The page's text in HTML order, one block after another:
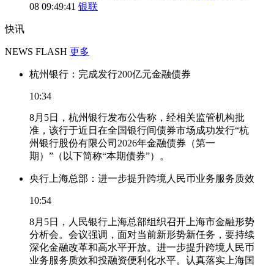
08 09:49:41 银联
快讯
NEWS FLASH 更多
杭州银行：完成发行200亿元金融债券
10:34
8月5日，杭州银行发布公告称，经相关监管机构批
准，该行于近日在全国银行间债券市场成功发行“杭
州银行股份有限公司2026年金融债券（第一
期）”（以下简称“本期债券”）。
央行上海总部：进一步提升跨境人民币业务服务质效
10:54
8月5日，人民银行上海总部组织召开上海市金融形势
分析会。会议强调，面对当前新形势新任务，要持续
深化金融改革和高水平开放。进一步提升跨境人民币
业务服务质效和投融资便利化水平。认真落实上海国